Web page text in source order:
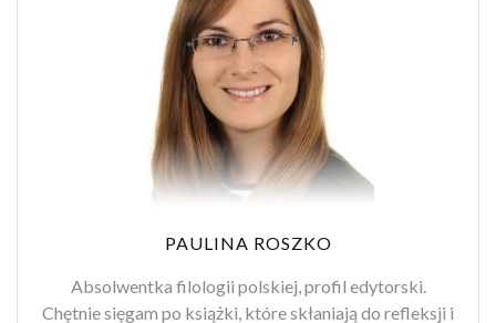
PAULINA ROSZKO
Absolwentka filologii polskiej, profil edytorski.
Chętnie sięgam po książki, które skłaniają do refleksji i